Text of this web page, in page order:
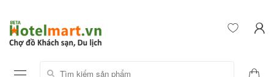
Tìm kiếm sản phẩm: